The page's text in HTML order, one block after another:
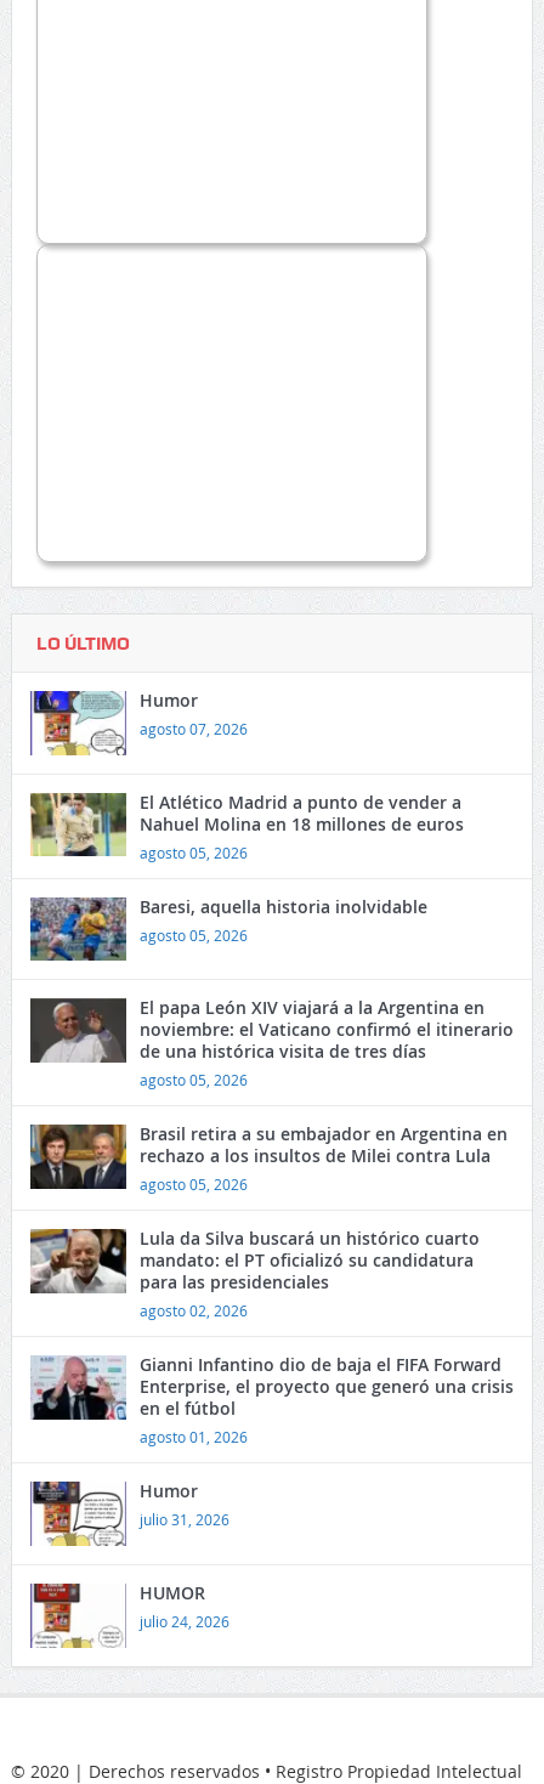
LO ÚLTIMO
Humor
agosto 07, 2026
El Atlético Madrid a punto de vender a
Nahuel Molina en 18 millones de euros
agosto 05, 2026
Baresi, aquella historia inolvidable
agosto 05, 2026
El papa León XIV viajará a la Argentina en
noviembre: el Vaticano confirmó el itinerario
de una histórica visita de tres días
agosto 05, 2026
Brasil retira a su embajador en Argentina en
rechazo a los insultos de Milei contra Lula
agosto 05, 2026
Lula da Silva buscará un histórico cuarto
mandato: el PT oficializó su candidatura
para las presidenciales
agosto 02, 2026
Gianni Infantino dio de baja el FIFA Forward
Enterprise, el proyecto que generó una crisis
en el fútbol
agosto 01, 2026
Humor
julio 31, 2026
HUMOR
julio 24, 2026
© 2020 | Derechos reservados • Registro Propiedad Intelectual